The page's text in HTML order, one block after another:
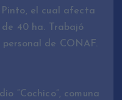
Pinto, el cual afecta
40 ha. Trabajó
de CONAF.
“Cochico”, comuna